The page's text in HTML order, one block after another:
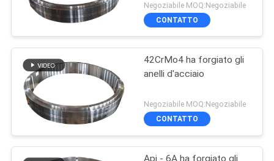
Negoziabile MOQ:Negoziabile
CONTATTO
42CrMo4 ha forgiato gli
anelli d'acciaio
Negoziabile MOQ:Negoziabile
CONTATTO
Api - 6A ha forgiato gli